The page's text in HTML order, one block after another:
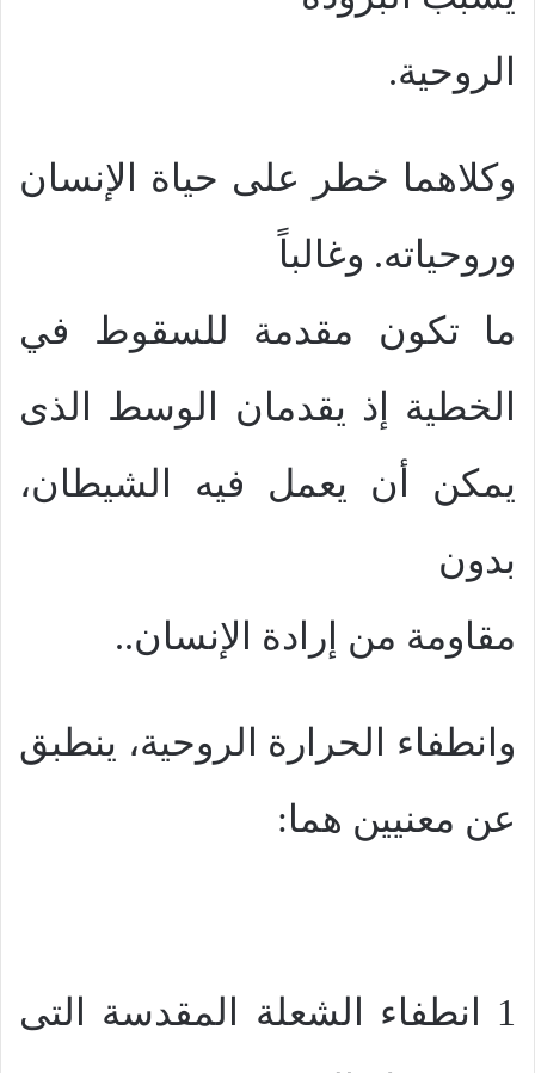
الروحية.
وكلاهما خطر على حياة الإنسان
وروحياته. وغالباً
ما تكون مقدمة للسقوط في
الخطية إذ يقدمان الوسط الذى
يمكن أن يعمل فيه الشيطان،
بدون
مقاومة من إرادة الإنسان..
وانطفاء الحرارة الروحية، ينطبق
عن معنيين هما:
1 انطفاء الشعلة المقدسة التى